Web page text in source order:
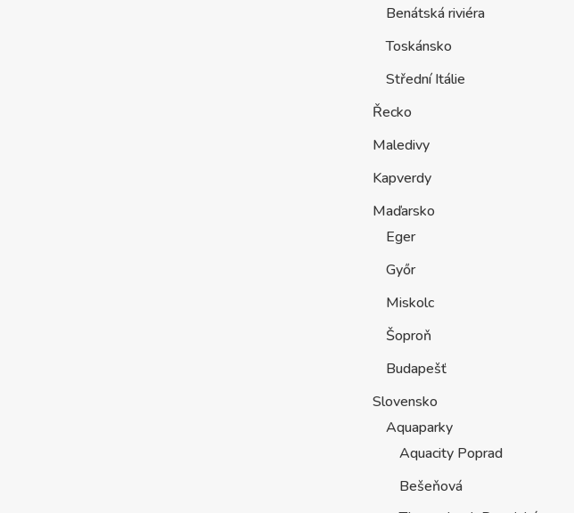
Benátská riviéra
Toskánsko
Střední Itálie
Řecko
Maledivy
Kapverdy
Maďarsko
Eger
Győr
Miskolc
Šoproň
Budapešť
Slovensko
Aquaparky
Aquacity Poprad
Bešeňová